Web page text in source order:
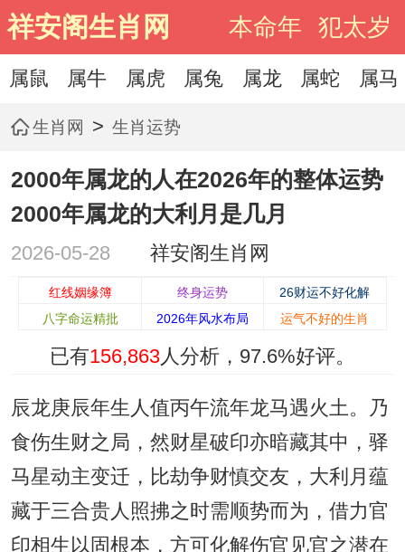
祥安阁生肖网 本命年 犯太岁
属鼠 属牛 属虎 属兔 属龙 属蛇 属马
生肖网 > 生肖运势
2000年属龙的人在2026年的整体运势
2000年属龙的大利月是几月
2026-05-28 祥安阁生肖网
红线姻缘簿 终身运势
26财运不好化解
八字命运精批
2026年风水布局 运气不好的生肖
已有156,863人分析， 97.6%好评。
辰龙庚辰年生人值丙午流年龙马遇火土。乃
食伤生财之局，然财星破印亦暗藏其中，驿
马星动主变迁，比劫争财慎交友，大利月蕴
藏于三合贵人照拂之时需顺势而为，借力官
印相生以固根本，方可化解伤官见官之潜在